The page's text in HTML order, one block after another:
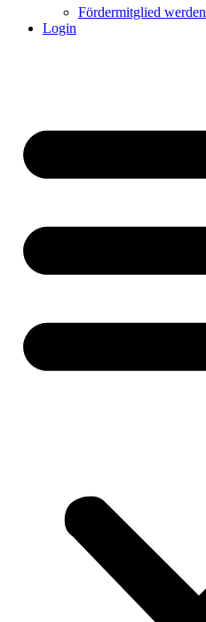
Fördermitglied werden
Login